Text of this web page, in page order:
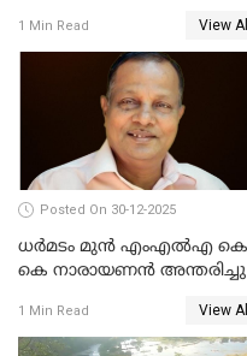
പിടികൂടി പൊലീസ്
1 Min Read View All
Posted On 30-12-2025
ധർമടം മുൻ എംഎല്‍എ കെ
കെ നാരായണന്‍ അന്തരിച്ചു
1 Min Read View All